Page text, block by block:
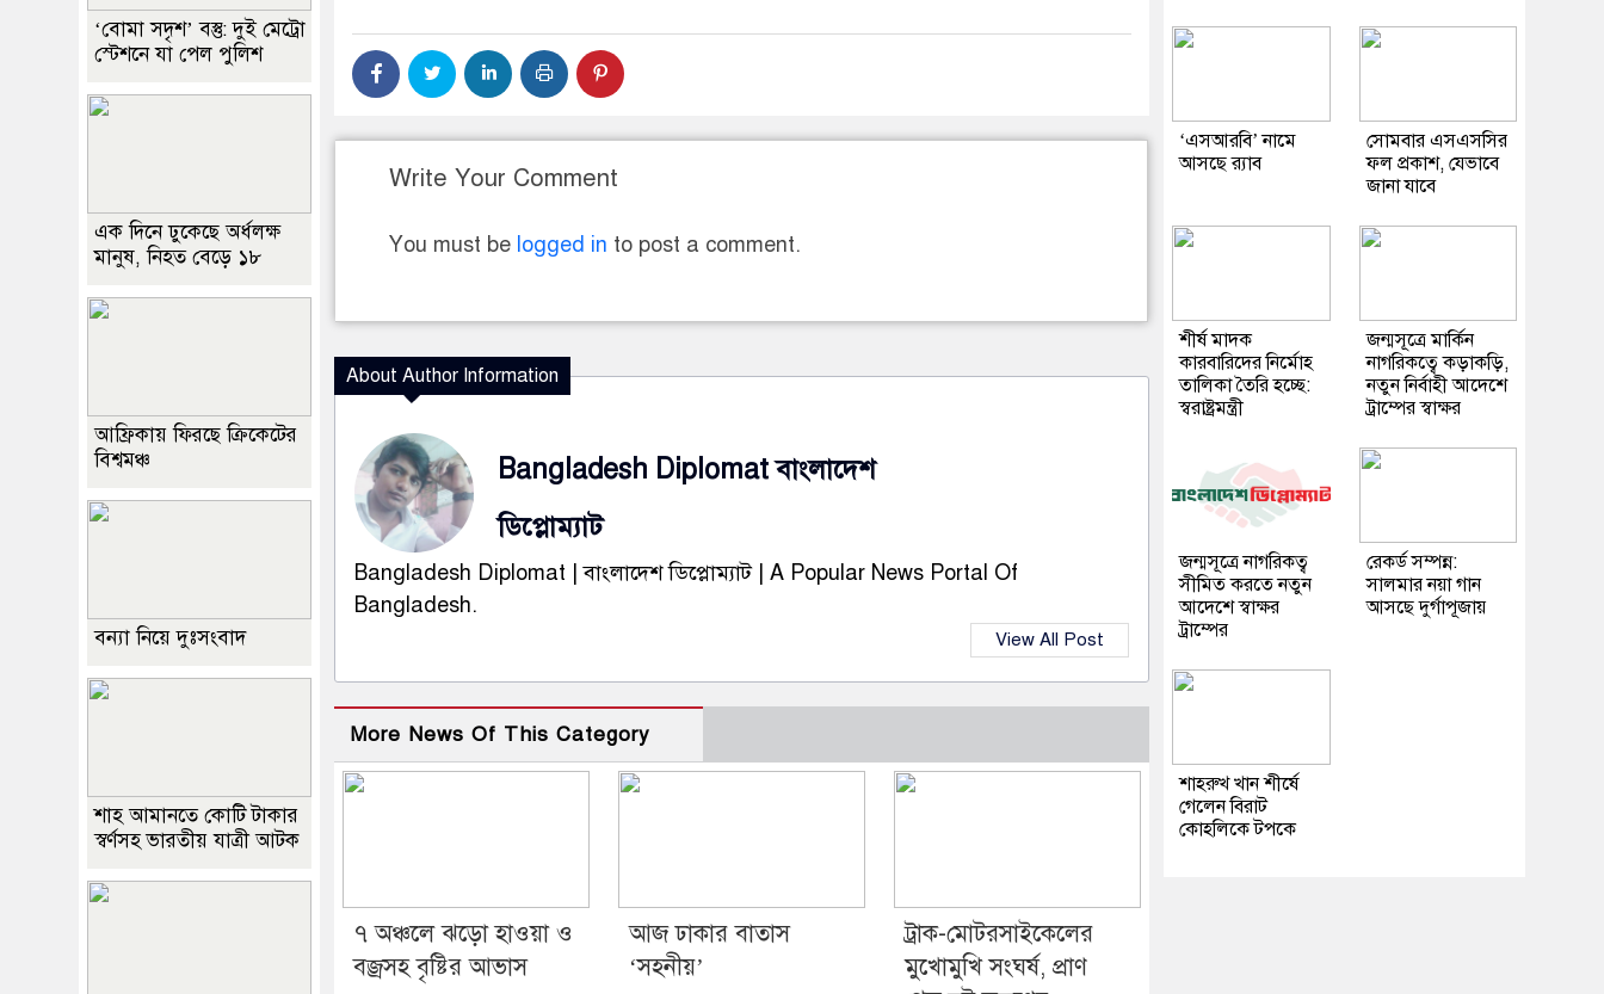
Write Your Comment
You must be logged in to post a comment.
About Author Information
Bangladesh Diplomat বাংলাদেশ
ডিপ্লোম্যাট
Bangladesh Diplomat | বাংলাদেশ ডিপ্লোম্যাট | A Popular News Portal Of
Bangladesh.
View All Post
More News Of This Category
৭ অঞ্চলে ঝড়ো হাওয়া ও
বজ্রসহ বৃষ্টির আভাস
আজ ঢাকার বাতাস
‘সহনীয়’
ট্রাক-মোটরসাইকেলের
মুখোমুখি সংঘর্ষ, প্রাণ
‘বোমা সদৃশ’ বস্তু: দুই মেট্রো
স্টেশনে যা পেল পুলিশ
এক দিনে ঢুকেছে অর্ধলক্ষ
মানুষ, নিহত বেড়ে ১৮
আফ্রিকায় ফিরছে ক্রিকেটের
বিশ্বমঞ্চ
বন্যা নিয়ে দুঃসংবাদ
শাহ আমানতে কোটি টাকার
স্বর্ণসহ ভারতীয় যাত্রী আটক
‘এসআরবি’ নামে
আসছে র‌্যাব
সোমবার এসএসসির
ফল প্রকাশ, যেভাবে
জানা যাবে
শীর্ষ মাদক
কারবারিদের নির্মোহ
তালিকা তৈরি হচ্ছে:
স্বরাষ্ট্রমন্ত্রী
জন্মসূত্রে মার্কিন
নাগরিকত্বে কড়াকড়ি,
নতুন নির্বাহী আদেশে
ট্রাম্পের স্বাক্ষর
জন্মসূত্রে নাগরিকত্ব
সীমিত করতে নতুন
আদেশে স্বাক্ষর
ট্রাম্পের
রেকর্ড সম্পন্ন:
সালমার নয়া গান
আসছে দুর্গাপূজায়
শাহরুখ খান শীর্ষে
গেলেন বিরাট
কোহলিকে টপকে